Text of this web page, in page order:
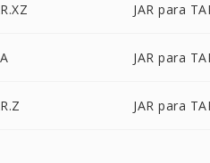
JAR para
JAR para
JAR para